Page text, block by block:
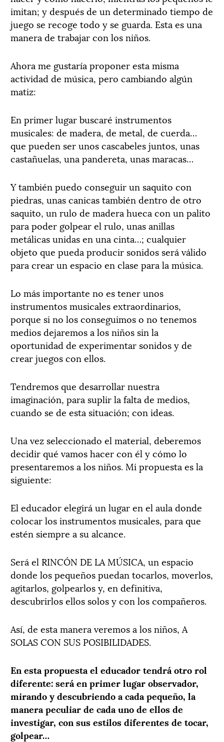
imitan; y después de un determinado tiempo de
juego se recoge todo y se guarda. Esta es una
manera de trabajar con los niños.
Ahora me gustaría proponer esta misma
actividad de música, pero cambiando algún
matiz:
En primer lugar buscaré instrumentos
musicales: de madera, de metal, de cuerda…
que pueden ser unos cascabeles juntos, unas
castañuelas, una pandereta, unas maracas…
Y también puedo conseguir un saquito con
piedras, unas canicas también dentro de otro
saquito, un rulo de madera hueca con un palito
para poder golpear el rulo, unas anillas
metálicas unidas en una cinta…; cualquier
objeto que pueda producir sonidos será válido
para crear un espacio en clase para la música.
Lo más importante no es tener unos
instrumentos musicales extraordinarios,
porque si no los conseguimos o no tenemos
medios dejaremos a los niños sin la
oportunidad de experimentar sonidos y de
crear juegos con ellos.
Tendremos que desarrollar nuestra
imaginación, para suplir la falta de medios,
cuando se de esta situación; con ideas.
Una vez seleccionado el material, deberemos
decidir qué vamos hacer con él y cómo lo
presentaremos a los niños. Mi propuesta es la
siguiente:
El educador elegirá un lugar en el aula donde
colocar los instrumentos musicales, para que
estén siempre a su alcance.
Será el RINCÓN DE LA MÚSICA, un espacio
donde los pequeños puedan tocarlos, moverlos,
agitarlos, golpearlos y, en definitiva,
descubrirlos ellos solos y con los compañeros.
Así, de esta manera veremos a los niños, A
SOLAS CON SUS POSIBILIDADES.
En esta propuesta el educador tendrá otro rol
diferente: será en primer lugar observador,
mirando y descubriendo a cada pequeño, la
manera peculiar de cada uno de ellos de
investigar, con sus estilos diferentes de tocar,
golpear…